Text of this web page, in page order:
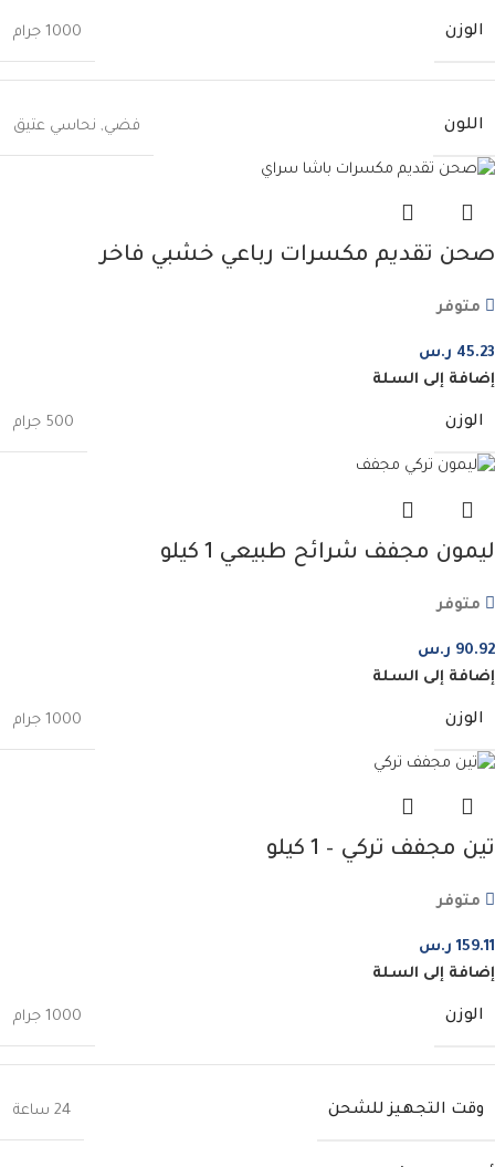
الوزن 1000 جرام
اللون فضي, نحاسي عتيق
صحن تقديم مكسرات رباعي خشبي فاخر
متوفر
45.23 ر.س
إضافة إلى السلة
الوزن 500 جرام
ليمون مجفف شرائح طبيعي 1 كيلو
متوفر
90.92 ر.س
إضافة إلى السلة
الوزن 1000 جرام
تين مجفف تركي – 1 كيلو
متوفر
159.11 ر.س
إضافة إلى السلة
الوزن 1000 جرام
وقت التجهيز للشحن 24 ساعة